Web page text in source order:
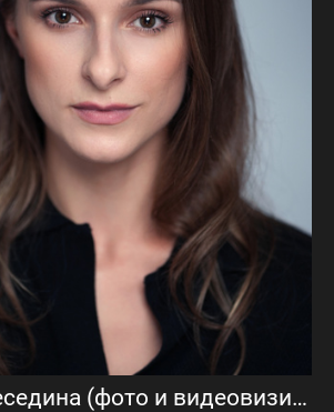
Екатерина Беседина (фото и видеовизитка)